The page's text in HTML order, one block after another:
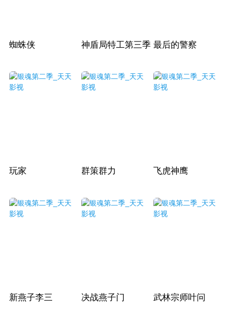
蜘蛛侠 神盾局特工第三季 最后的警察
玩家 群策群力 飞虎神鹰
新燕子李三 决战燕子门 武林宗师叶问